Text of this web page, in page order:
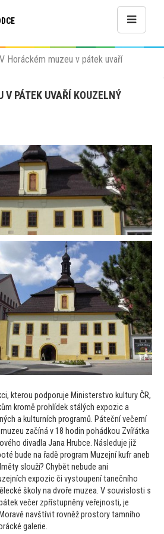
V Horáckém muzeu v pátek uvaří
V PÁTEK UVAŘÍ KOUZELNÝ
kterou podporuje Ministerstvo kultury ČR,
kromě prohlídek stálých expozic a
a kulturních programů. Páteční večerní
začíná v 18 hodin pohádkou Zvířátka
divadla Jana Hrubce. Následuje již
bude na řadě program Muzejní kufr aneb
slouží? Chybět nebude ani
expozic či vystoupení tanečního
školy na dvoře muzea. V souvislosti s
večer zpřístupněny veřejnosti, je
navštívit rovněž prostory tamního
galerie.